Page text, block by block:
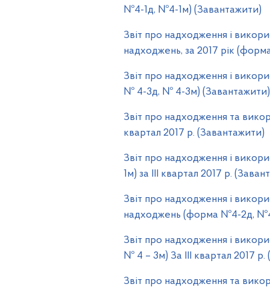
№4-1д, №4-1м) (Завантажити)
Звіт про надходження і
надходжень, за 2017 рік
Звіт про надходження і
№ 4-3д, № 4-3м) (Завантажити)
Звіт про надходження та
квартал 2017 р. (Завантажити)
Звіт про надходження і
1м) за ІІІ квартал 2017 р.
Звіт про надходження і
надходжень (форма №4-2д, №4-
Звіт про надходження і
№ 4 – 3м) За ІІI квартал 2017
Звіт про надходження та